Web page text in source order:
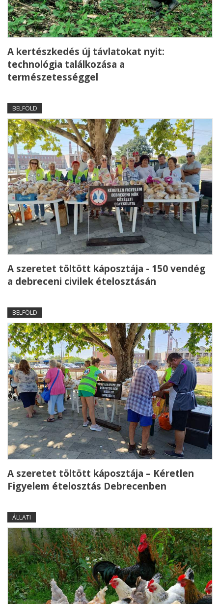
A kertészkedés új távlatokat nyit:
technológia találkozása a
természetességgel
BELFÖLD
A szeretet töltött káposztája - 150 vendég
a debreceni civilek ételosztásán
BELFÖLD
A szeretet töltött káposztája – Kéretlen
Figyelem ételosztás Debrecenben
ÁLLATI